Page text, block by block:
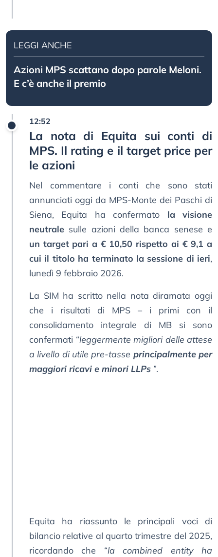
LEGGI ANCHE
Azioni MPS scattano dopo parole Meloni.
E c’è anche il premio
12:52
La nota di Equita sui conti di
MPS. Il rating e il target price per
le azioni
Nel commentare i conti che sono stati
annunciati oggi da MPS-Monte dei Paschi di
Siena, Equita ha confermato la visione
neutrale sulle azioni della banca senese e
un target pari a € 10,50 rispetto ai € 9,1 a
cui il titolo ha terminato la sessione di ieri,
lunedì 9 febbraio 2026.
La SIM ha scritto nella nota diramata oggi
che i risultati di MPS – i primi con il
consolidamento integrale di MB si sono
confermati “leggermente migliori delle attese
a livello di utile pre-tasse principalmente per
maggiori ricavi e minori LLPs ”.
Equita ha riassunto le principali voci di
bilancio relative al quarto trimestre del 2025,
ricordando che “la combined entity ha